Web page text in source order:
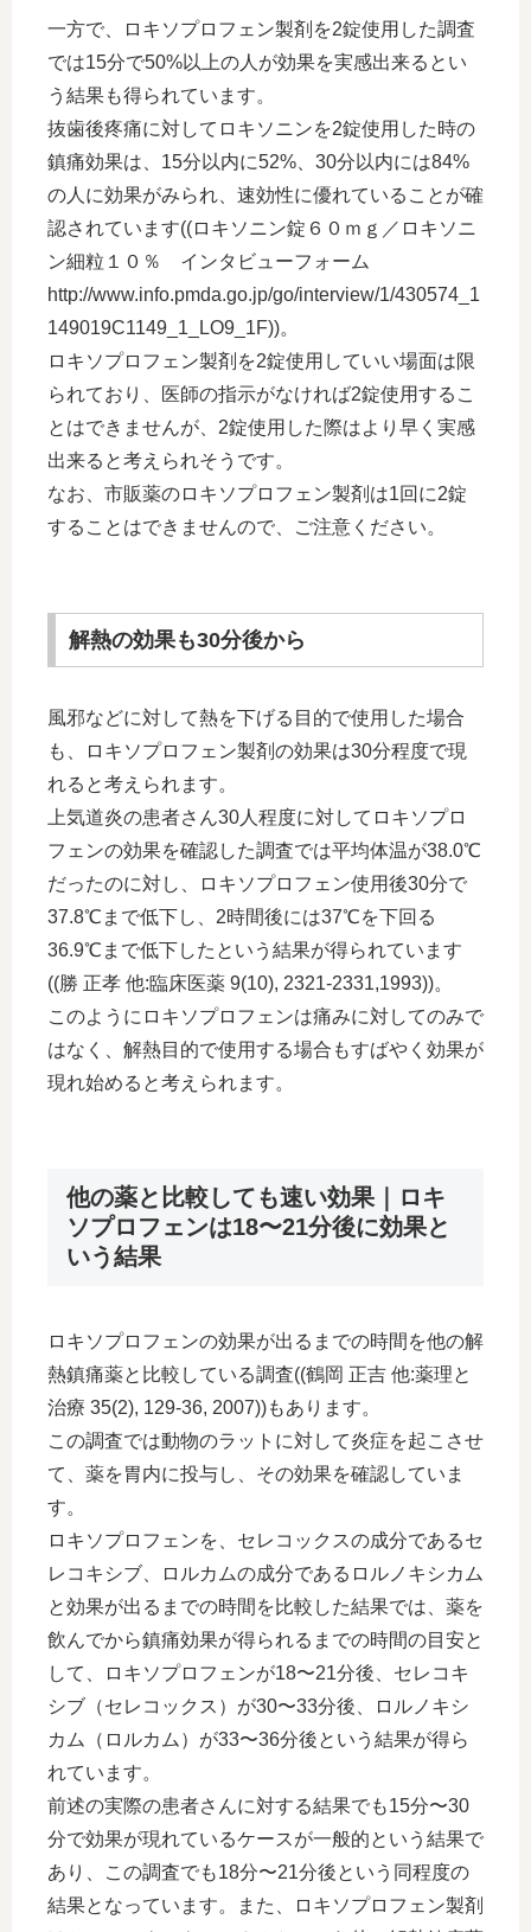
一方で、ロキソプロフェン製剤を2錠使用した調査
では15分で50%以上の人が効果を実感出来るとい
う結果も得られています。
抜歯後疼痛に対してロキソニンを2錠使用した時の
鎮痛効果は、15分以内に52%、30分以内には84%
の人に効果がみられ、速効性に優れていることが確
認されています((ロキソニン錠６０ｍｇ／ロキソニ
ン細粒１０％ インタビューフォーム
http://www.info.pmda.go.jp/go/interview/1/430574_1
149019C1149_1_LO9_1F))。
ロキソプロフェン製剤を2錠使用していい場面は限
られており、医師の指示がなければ2錠使用するこ
とはできませんが、2錠使用した際はより早く実感
出来ると考えられそうです。
なお、市販薬のロキソプロフェン製剤は1回に2錠
することはできませんので、ご注意ください。
解熱の効果も30分後から
風邪などに対して熱を下げる目的で使用した場合
も、ロキソプロフェン製剤の効果は30分程度で現
れると考えられます。
上気道炎の患者さん30人程度に対してロキソプロ
フェンの効果を確認した調査では平均体温が38.0℃
だったのに対し、ロキソプロフェン使用後30分で
37.8℃まで低下し、2時間後には37℃を下回る
36.9℃まで低下したという結果が得られています
((勝 正孝 他:臨床医薬 9(10), 2321-2331,1993))。
このようにロキソプロフェンは痛みに対してのみで
はなく、解熱目的で使用する場合もすばやく効果が
現れ始めると考えられます。
他の薬と比較しても速い効果｜ロキ
ソプロフェンは18〜21分後に効果と
いう結果
ロキソプロフェンの効果が出るまでの時間を他の解
熱鎮痛薬と比較している調査((鶴岡 正吉 他:薬理と
治療 35(2), 129-36, 2007))もあります。
この調査では動物のラットに対して炎症を起こさせ
て、薬を胃内に投与し、その効果を確認していま
す。
ロキソプロフェンを、セレコックスの成分であるセ
レコキシブ、ロルカムの成分であるロルノキシカム
と効果が出るまでの時間を比較した結果では、薬を
飲んでから鎮痛効果が得られるまでの時間の目安と
して、ロキソプロフェンが18〜21分後、セレコキ
シブ（セレコックス）が30〜33分後、ロルノキシ
カム（ロルカム）が33〜36分後という結果が得ら
れています。
前述の実際の患者さんに対する結果でも15分〜30
分で効果が現れているケースが一般的という結果で
あり、この調査でも18分〜21分後という同程度の
結果となっています。また、ロキソプロフェン製剤